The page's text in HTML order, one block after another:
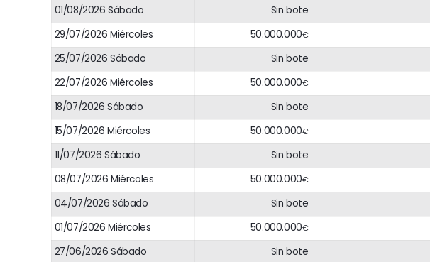
01/08/2026 Sábado Sin bote
29/07/2026 Miércoles 50.000.000€
25/07/2026 Sábado Sin bote
22/07/2026 Miércoles 50.000.000€
18/07/2026 Sábado Sin bote
15/07/2026 Miércoles 50.000.000€
11/07/2026 Sábado Sin bote
08/07/2026 Miércoles 50.000.000€
04/07/2026 Sábado Sin bote
01/07/2026 Miércoles 50.000.000€
27/06/2026 Sábado Sin bote